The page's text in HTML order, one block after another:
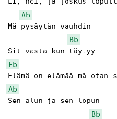
Ab
Mä pysäytän vauhdin
Bb
Eb
Ab
Sen alun ja sen lopun
Bb